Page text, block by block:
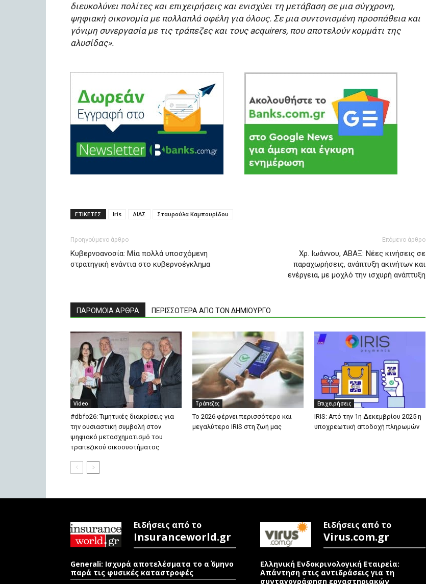
διευκολύνει πολίτες και επιχειρήσεις και ενισχύει τη μετάβαση σε μια σύγχρονη,
ψηφιακή οικονομία με πολλαπλά οφέλη για όλους. Σε μια συντονισμένη προσπάθεια και
γόνιμη συνεργασία με τις τράπεζες και τους acquirers, που αποτελούν κομμάτι της
αλυσίδας».
ΕΤΙΚΕΤΕΣ Iris ΔΙΑΣ Σταυρούλα Καμπουρίδου
Προηγούμενο άρθρο
Κυβερνοανοσία: Μία πολλά υποσχόμενη
στρατηγική ενάντια στο κυβερνοέγκλημα
Επόμενο άρθρο
Χρ. Ιωάννου, ΑΒΑΞ: Νέες κινήσεις σε
παραχωρήσεις, ανάπτυξη ακινήτων και
ενέργεια, με μοχλό την ισχυρή ανάπτυξη
ΠΑΡΟΜΟΙΑ ΑΡΘΡΑ ΠΕΡΙΣΣΟΤΕΡΑ ΑΠΟ ΤΟΝ ΔΗΜΙΟΥΡΓΟ
Video
#dbfo26: Τιμητικές διακρίσεις για
την ουσιαστική συμβολή στον
ψηφιακό μετασχηματισμό του
τραπεζικού οικοσυστήματος
Τράπεζες
To 2026 φέρνει περισσότερο και
μεγαλύτερο IRIS στη ζωή μας
Επιχειρήσεις
IRIS: Από την 1η Δεκεμβρίου 2025 η
υποχρεωτική αποδοχή πληρωμών
Ειδήσεις από το
Insuranceworld.gr
Generali: Ισχυρά αποτελέσματα το α΄ 6μηνο
παρά τις φυσικές καταστροφές
Ειδήσεις από το
Virus.com.gr
Ελληνική Ενδοκρινολογική Εταιρεία:
Απάντηση στις αντιδράσεις για τη
συνταγογράφηση εργαστηριακών